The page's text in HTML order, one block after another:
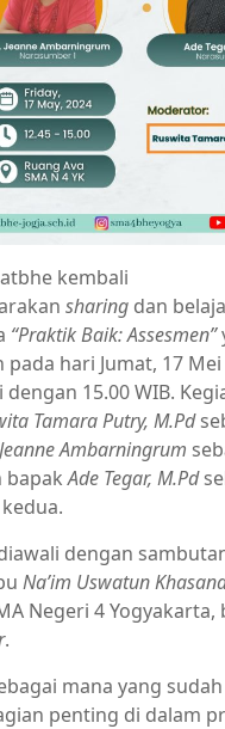
kembali
sharing dan
“Praktik Baik: Assesmen”
pada hari Jumat, 17
dengan 15.00 WIB.
Tamara Putry, M.Pd
Ambarningrum
bapakAde Tegar, M.Pd
dengan
Na’im Uswatun
Negeri 4 Yogyakarta,
.
mana yang
penting di dalam